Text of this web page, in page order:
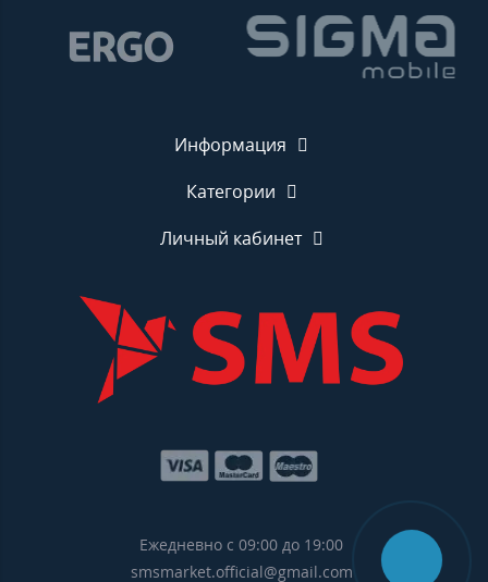
Информация
Категории
Личный кабинет
Ежедневно с 09:00 до 19:00
smsmarket.official@gmail.com